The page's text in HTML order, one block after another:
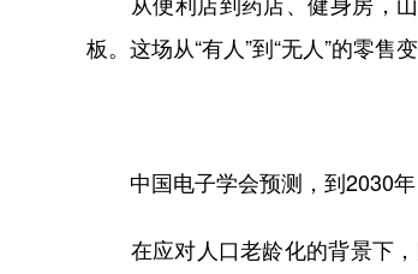
从便利店到药店、健身房，山
板。这场从“有人”到“无人”的零售
中国电子学会预测，到2030年
在应对人口老龄化的背景下，